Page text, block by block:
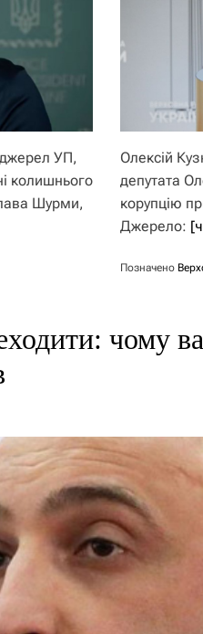
УП,
колишнього
Шурми,
Олексій
депутата
корупцію
Джерело:
Позначено
чому